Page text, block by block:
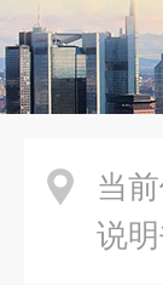
当前
说